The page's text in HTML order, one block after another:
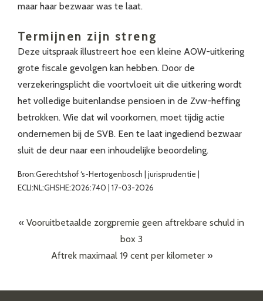
maar haar bezwaar was te laat.
Termijnen zijn streng
Deze uitspraak illustreert hoe een kleine AOW-uitkering
grote fiscale gevolgen kan hebben. Door de
verzekeringsplicht die voortvloeit uit die uitkering wordt
het volledige buitenlandse pensioen in de Zvw-heffing
betrokken. Wie dat wil voorkomen, moet tijdig actie
ondernemen bij de SVB. Een te laat ingediend bezwaar
sluit de deur naar een inhoudelijke beoordeling.
Bron:Gerechtshof ‘s-Hertogenbosch | jurisprudentie |
ECLI:NL:GHSHE:2026:740 | 17-03-2026
« Vooruitbetaalde zorgpremie geen aftrekbare schuld in
box 3
Aftrek maximaal 19 cent per kilometer»